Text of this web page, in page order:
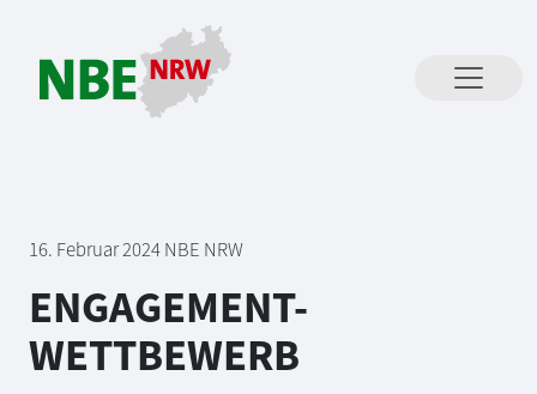
16. Februar 2024NBE NRW
ENGAGEMENT-
WETTBEWERB